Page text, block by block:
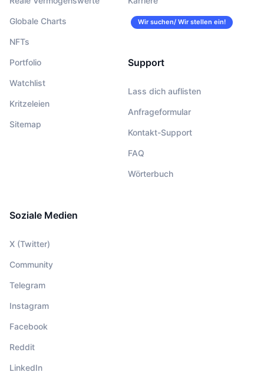
Globale Charts
NFTs
Portfolio
Watchlist
Kritzeleien
Sitemap
Wir suchen/ Wir stellen ein!
Support
Lass dich auflisten
Anfrageformular
Kontakt-Support
FAQ
Wörterbuch
Soziale Medien
X (Twitter)
Community
Telegram
Instagram
Facebook
Reddit
LinkedIn